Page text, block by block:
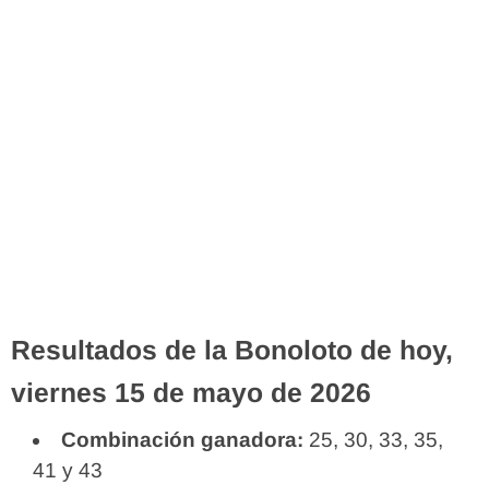
Resultados de la Bonoloto de hoy,
viernes 15 de mayo de 2026
Combinación ganadora: 25, 30, 33, 35,
41 y 43